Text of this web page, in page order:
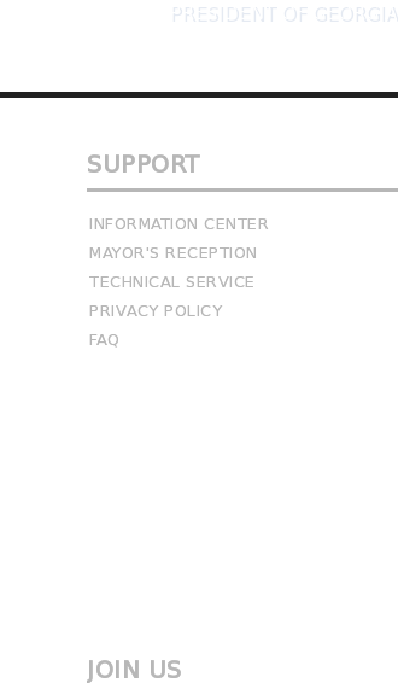
PRESIDENT OF GEORGIA
SUPPORT
INFORMATION CENTER
MAYOR'S RECEPTION
TECHNICAL SERVICE
PRIVACY POLICY
FAQ
JOIN US